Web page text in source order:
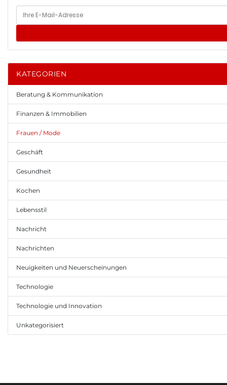
KATEGORIEN
Beratung & Kommunikation
Finanzen & Immobilien
Frauen / Mode
Geschäft
Gesundheit
Kochen
Lebensstil
Nachricht
Nachrichten
Neuigkeiten und Neuerscheinungen
Technologie
Technologie und Innovation
Unkategorisiert